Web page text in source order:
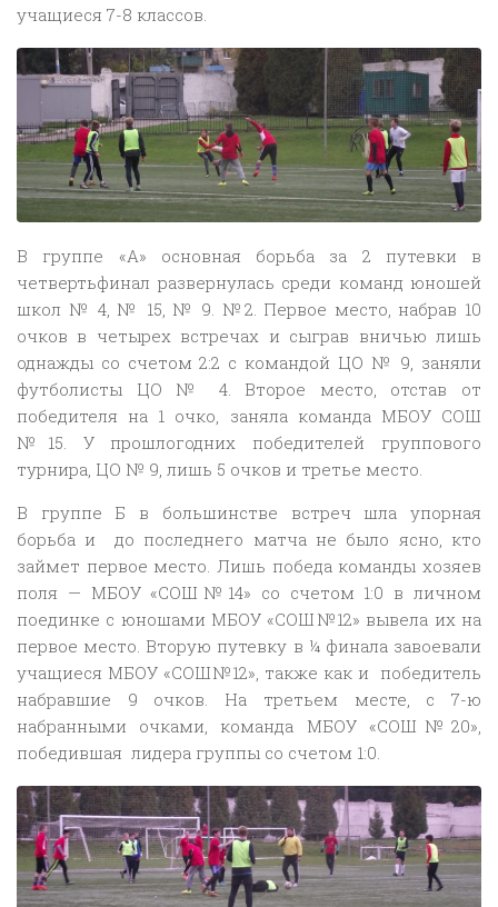
учащиеся 7-8 классов.
В группе «А» основная борьба за 2 путевки в
четвертьфинал развернулась среди команд юношей
школ № 4, № 15, № 9. №2. Первое место, набрав 10
очков в четырех встречах и сыграв вничью лишь
однажды со счетом 2:2 с командой ЦО № 9, заняли
футболисты ЦО № 4. Второе место, отстав от
победителя на 1 очко, заняла команда МБОУ СОШ
№15. У прошлогодних победителей группового
турнира, ЦО № 9, лишь 5 очков и третье место.
В группе Б в большинстве встреч шла упорная
борьба и до последнего матча не было ясно, кто
займет первое место. Лишь победа команды хозяев
поля — МБОУ «СОШ№14» со счетом 1:0 в личном
поединке с юношами МБОУ «СОШ№12» вывела их на
первое место. Вторую путевку в ¼ финала завоевали
учащиеся МБОУ «СОШ№12», также как и победитель
набравшие 9 очков. На третьем месте, с 7-ю
набранными очками, команда МБОУ «СОШ№20»,
победившая лидера группы со счетом 1:0.